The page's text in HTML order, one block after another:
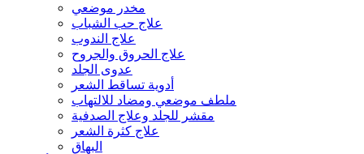
مخدر موضعي
علاج حب الشباب
علاج الندوب
علاج الحروق والجروح
عدوى الجلد
أدوية تساقط الشعر
ملطف موضعي ومضاد للالتهاب
مقشر للجلد وعلاج الصدفية
علاج كثرة الشعر
البهاق